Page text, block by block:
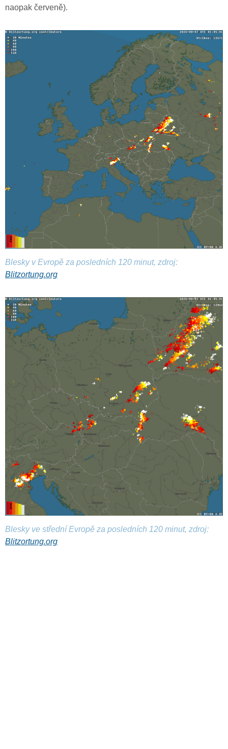
naopak červeně).
Blesky v Evropě za posledních 120 minut, zdroj:
Blitzortung.org
Blesky ve střední Evropě za posledních 120 minut, zdroj:
Blitzortung.org